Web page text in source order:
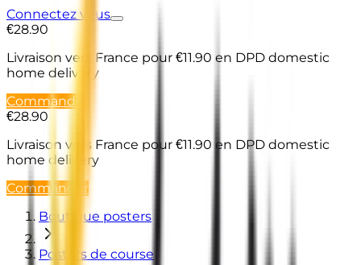
Connectez vous
€28.90
Livraison vers France pour €11.90 en DPD domestic
home delivery
Commander
€28.90
Livraison vers France pour €11.90 en DPD domestic
home delivery
Commander
Boutique posters
Posters de course